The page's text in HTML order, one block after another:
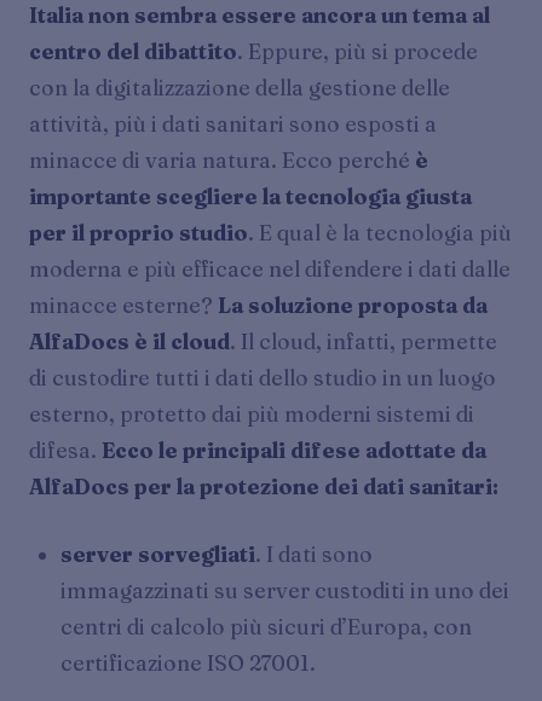
Italia non sembra essere ancora un tema al
centro del dibattito. Eppure, più si procede
con la digitalizzazione della gestione delle
attività, più i dati sanitari sono esposti a
minacce di varia natura. Ecco perché è
importante scegliere la tecnologia giusta
per il proprio studio. E qual è la tecnologia più
moderna e più efficace nel difendere i dati dalle
minacce esterne? La soluzione proposta da
AlfaDocs è il cloud. Il cloud, infatti, permette
di custodire tutti i dati dello studio in un luogo
esterno, protetto dai più moderni sistemi di
difesa. Ecco le principali difese adottate da
AlfaDocs per la protezione dei dati sanitari:
server sorvegliati. I dati sono
immagazzinati su server custoditi in uno dei
centri di calcolo più sicuri d’Europa, con
certificazione ISO 27001.